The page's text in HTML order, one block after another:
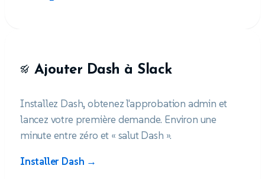
Ajouter Dash à Slack
Installez Dash, obtenez l'approbation admin et
lancez votre première demande. Environ une
minute entre zéro et « salut Dash ».
Installer Dash →